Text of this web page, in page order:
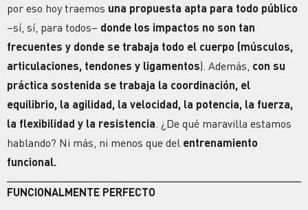
por eso hoy traemos una propuesta apta para todo público
–sí, sí, para todos– donde los impactos no son tan
frecuentes y donde se trabaja todo el cuerpo (músculos,
articulaciones, tendones y ligamentos). Además, con su
práctica sostenida se trabaja la coordinación, el
equilibrio, la agilidad, la velocidad, la potencia, la fuerza,
la flexibilidad y la resistencia . ¿De qué maravilla estamos
hablando? Ni más, ni menos que del entrenamiento
funcional.
FUNCIONALMENTE PERFECTO